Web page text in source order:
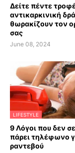
Δείτε πέντε
αντικαρκινική
θωρακίζουν τον
σας
June 08, 2024
LIFESTYLE
9 Λόγοι που δεν
πάρει τηλέφωνο
ραντεβού